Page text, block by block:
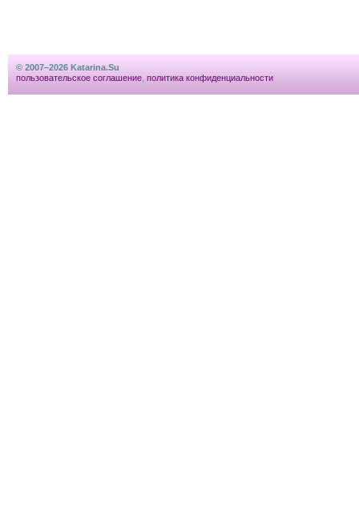
© 2007–2026 Katarina.Su
пользовательское соглашение политика конфиденциальности